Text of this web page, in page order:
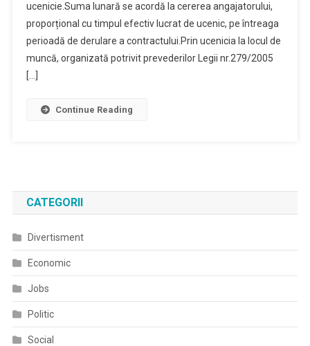
ucenicie.Suma lunară se acordă la cererea angajatorului,
proporțional cu timpul efectiv lucrat de ucenic, pe întreaga
perioadă de derulare a contractului.Prin ucenicia la locul de
muncă, organizată potrivit prevederilor Legii nr.279/2005
[…]
Continue Reading
CATEGORII
Divertisment
Economic
Jobs
Politic
Social